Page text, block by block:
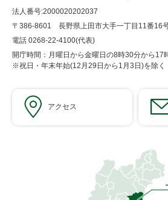
法人番号:2000020202037
〒386-8601 長野県上田市大手一丁目11番16
電話 0268-22-4100(代表)
開庁時間：月曜日から金曜日の8時30分から17
※祝日・年末年始(12月29日から1月3日)を除く
アクセス